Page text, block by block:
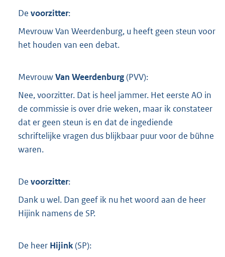
De voorzitter:
Mevrouw Van Weerdenburg, u heeft geen steun voor
het houden van een debat.
MevrouwVan Weerdenburg(PVV):
Nee, voorzitter. Dat is heel jammer. Het eerste AO in
de commissie is over drie weken, maar ik constateer
dat er geen steun is en dat de ingediende
schriftelijke vragen dus blijkbaar puur voor de bühne
waren.
De voorzitter:
Dank u wel. Dan geef ik nu het woord aan de heer
Hijink namens de SP.
De heer Hijink(SP):